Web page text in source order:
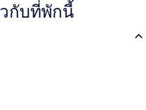
กับที่พักนี้